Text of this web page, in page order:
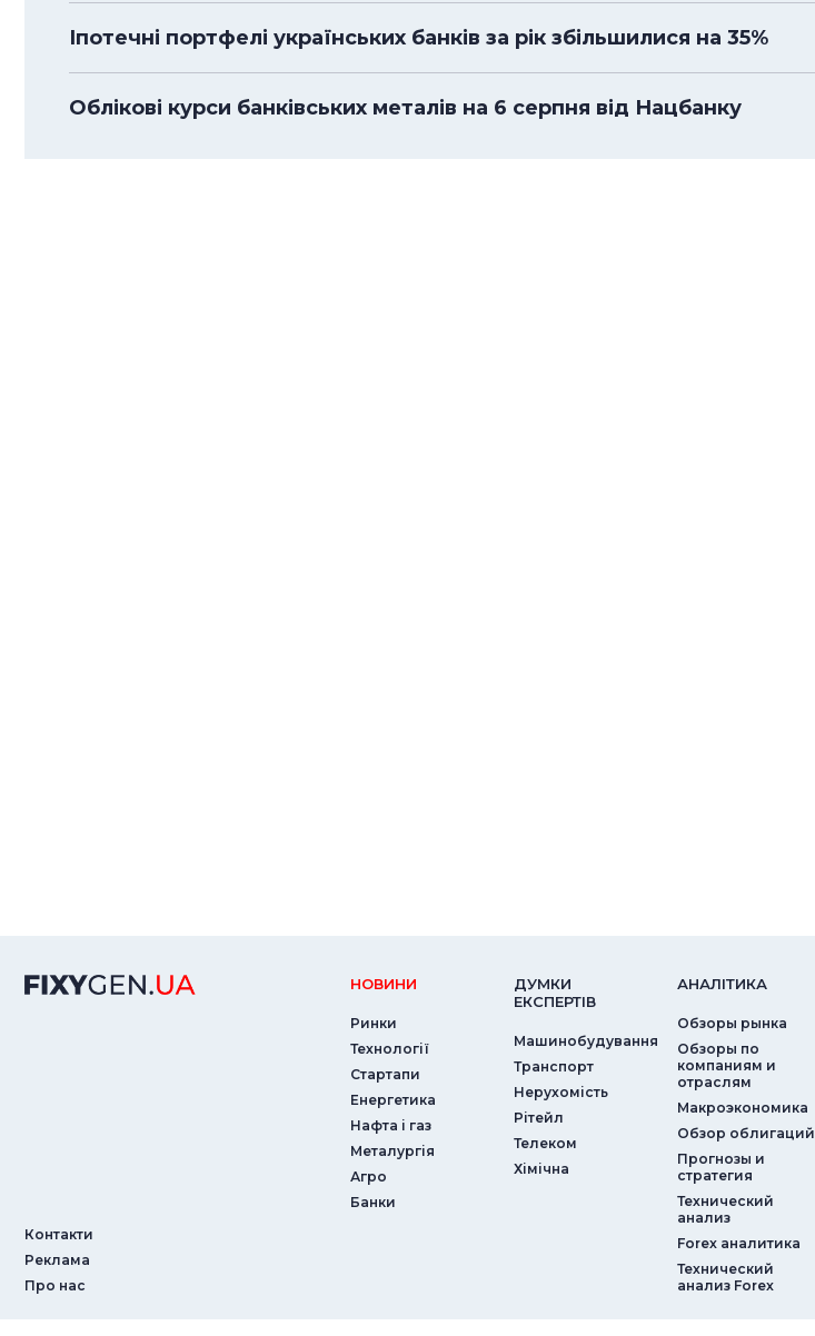
Іпотечні портфелі українських банків за рік збільшилися на 35%
Облікові курси банківських металів на 6 серпня від Нацбанку
Контакти
Реклама
Про нас
НОВИНИ
Ринки
Технології
Стартапи
Енергетика
Нафта і газ
Металургія
Агро
Банки
ДУМКИ
ЕКСПЕРТIВ
Машинобудування
Транспорт
Нерухомість
Рітейл
Телеком
Хімічна
АНАЛIТИКА
Обзоры рынка
Обзоры по
компаниям и
отраслям
Макроэкономика
Обзор облигаций
Прогнозы и
стратегия
Технический
анализ
Forex аналитика
Технический
анализ Forex